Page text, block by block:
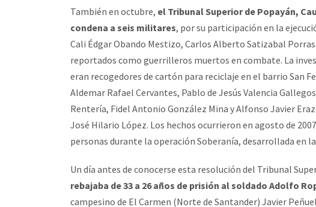
También en octubre, el Tribunal Superior de Popayán,
condena a seis militares, por su participación en la
Cali Édgar Obando Mestizo, Carlos Alberto Satizabal
reportados como guerrilleros muertos en combate. La
eran recogedores de cartón para reciclaje en el barrio San
Aldemar Rafael Cervantes, Pablo de Jesús Valencia
Rentería, Fidel Antonio González Mina y Alfonso Javier
José Hilario López. Los hechos ocurrieron en agosto de
personas durante la operación Soberanía, desarrollada en
Un día antes de conocerse esta resolución del Tribunal
rebajaba de 33 a 26 años de prisión al soldado Adolfo
campesino de El Carmen (Norte de Santander) Javier